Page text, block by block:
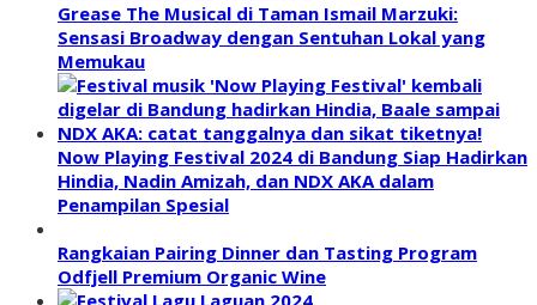
Grease The Musical di Taman Ismail Marzuki:
Sensasi Broadway dengan Sentuhan Lokal yang
Memukau
Now Playing Festival 2024 di Bandung Siap Hadirkan
Hindia, Nadin Amizah, dan NDX AKA dalam
Penampilan Spesial
Rangkaian Pairing Dinner dan Tasting Program
Odfjell Premium Organic Wine